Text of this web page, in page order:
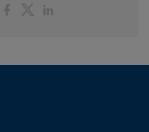
ShareShare